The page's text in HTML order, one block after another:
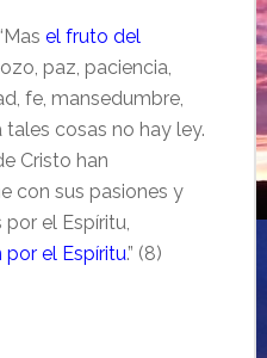
el fruto del
paz, paciencia,
fe, mansedumbre,
cosas no hay ley.
Cristo han
con sus pasiones y
por el Espíritu,
el Espíritu.” (8)